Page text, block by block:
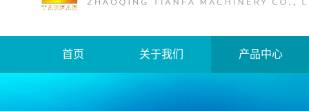
首页 关于我们 产品中心